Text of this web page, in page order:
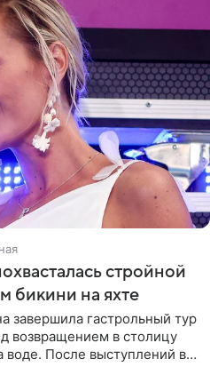
стройной
бикини на яхте
завершила гастрольный тур
возвращением в столицу
воде. После выступлений в